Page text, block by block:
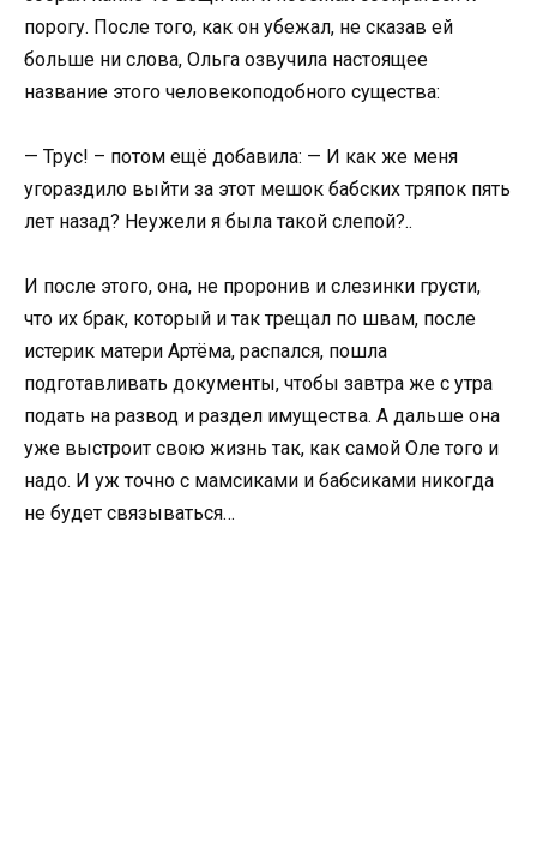
порогу. После того, как он убежал, не сказав ей
больше ни слова, Ольга озвучила настоящее
название этого человекоподобного существа:
— Трус! – потом ещё добавила: — И как же меня
угораздило выйти за этот мешок бабских тряпок пять
лет назад? Неужели я была такой слепой?..
И после этого, она, не проронив и слезинки грусти,
что их брак, который и так трещал по швам, после
истерик матери Артёма, распался, пошла
подготавливать документы, чтобы завтра же с утра
подать на развод и раздел имущества. А дальше она
уже выстроит свою жизнь так, как самой Оле того и
надо. И уж точно с мамсиками и бабсиками никогда
не будет связываться…